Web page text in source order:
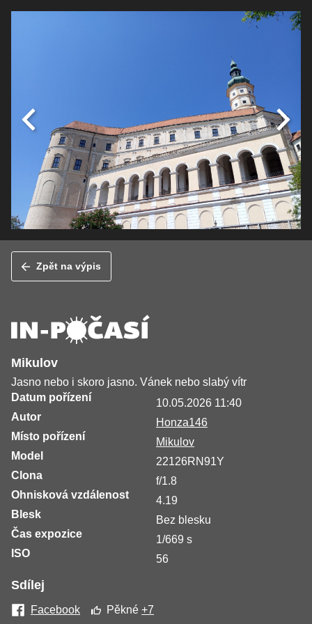
Zpět na výpis
Mikulov
Jasno nebo i skoro jasno. Vánek nebo slabý vítr
Datum pořízení
10.05.2026 11:40
Autor
Honza146
Místo pořízení
Mikulov
Model
22126RN91Y
Clona
f/1.8
Ohnisková vzdálenost
4.19
Blesk
Bez blesku
Čas expozice
1/669 s
ISO
56
Sdílej
Facebook Pěkné+7